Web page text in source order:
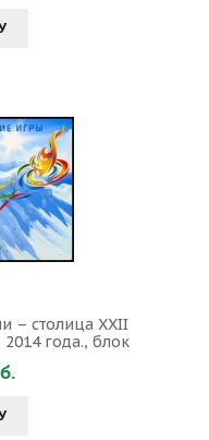
– столица ХХII
года., блок